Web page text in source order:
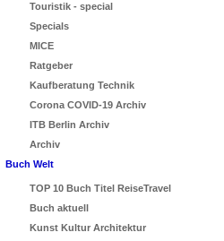
Touristik - special
Specials
MICE
Ratgeber
Kaufberatung Technik
Corona COVID-19 Archiv
ITB Berlin Archiv
Archiv
Buch Welt
TOP 10 Buch Titel ReiseTravel
Buch aktuell
Kunst Kultur Architektur